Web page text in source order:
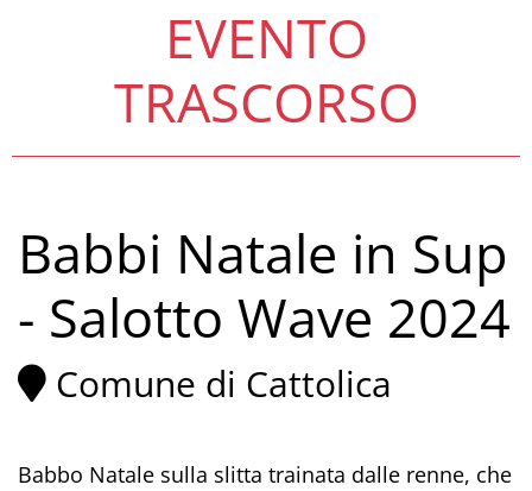
EVENTO
TRASCORSO
Babbi Natale in Sup
- Salotto Wave 2024
Comune di Cattolica
Babbo Natale sulla slitta trainata dalle renne, che